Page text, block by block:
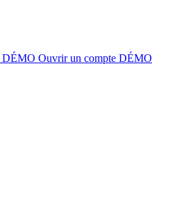
DÉMO Ouvrir un compte DÉMO